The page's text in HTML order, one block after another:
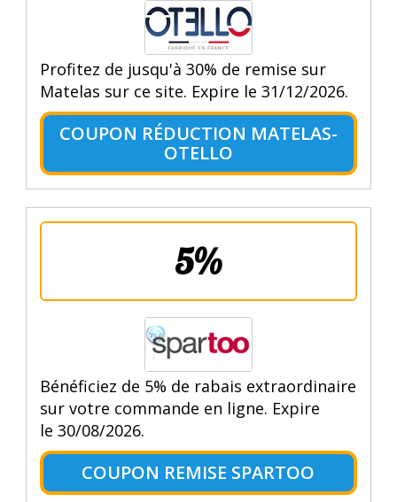
Profitez de jusqu'à 30% de remise sur
Matelas sur ce site. Expire le 31/12/2026.
COUPON RÉDUCTION MATELAS-
OTELLO
5%
Bénéficiez de 5% de rabais extraordinaire
sur votre commande en ligne. Expire
le 30/08/2026.
COUPON REMISE SPARTOO